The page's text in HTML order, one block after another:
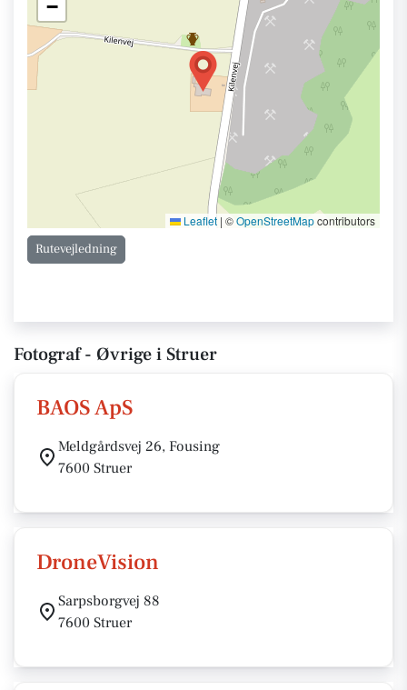
−
Leaflet | ©OpenStreetMapcontributors
Rutevejledning
Fotograf - Øvrige i Struer
BAOS ApS
Meldgårdsvej 26, Fousing
7600 Struer
DroneVision
Sarpsborgvej 88
7600 Struer